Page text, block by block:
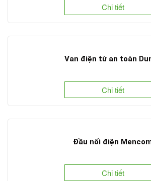
Chi tiết
Van điện từ an toàn
Chi tiết
Đầu nối điện
Chi tiết